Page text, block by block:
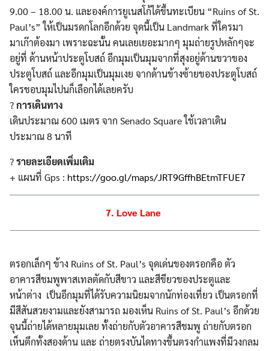
Search
for:
9.00 – 18.00 น. และองค์การยูเนสโก้ได้ขึ้นทะเบียน “Ruins of St.
Paul’s” ให้เป็นมรดกโลกอีกด้วย จุดนี้เป็น Landmark ที่ใครมา
มาเก๊าต้องมา เพราะฉะนั้น คนเลยเยอะมากๆ มุมถ่ายรูปหลักๆจะ
อยู่ที่ ด้านหน้าประตูโบสถ์ อีกมุมเป็นมุมจากที่สุงอยู่ด้านขวาของ
ประตูโบสถ์ และอีกมุมเป็นมุมเงย จากด้านข้างซ้ายของประตูโบสถ์
ใครชอบมุมไปนก็เลือกได้เลยครับ
?การเดินทาง
เดินประมาณ 600 เมตร จาก Senado Square ใช้เวลาเดิน
ประมาณ 8 นาที
?รายละเอียดเพิ่มเติม
+ แผนที่ Gps : https://goo.gl/maps/JRT9GffhBEtmTFUE7
7. Love Lane
ตรอกเล็กๆ ข้าง Ruins of St. Paul’s จุดเด่นของตรอกคือ ตัว
อาคารสีชมพูพาสเทลตัดกับสีขาว และสีขียวของประตูและ
หน้าต่าง เป็นอีกมุมที่ได้รับความนิยมจากนักท่องเที่ยว เป็นตรอกที่
มีสีสันสวยงามและยังสามารถ มองเห็น Ruins of St. Paul’s อีกด้วย
จุนนี้ถ่ายได้หลายมุมเลย ทั้งถ่ายกับตัวอาคารสีชมพู ถ่ายกับตรอก
เห็นตึกทั้งสองด้าน และ ถ่ายตรงบันไดทางขึ้นตรงกำแพงที่มีวงกลม